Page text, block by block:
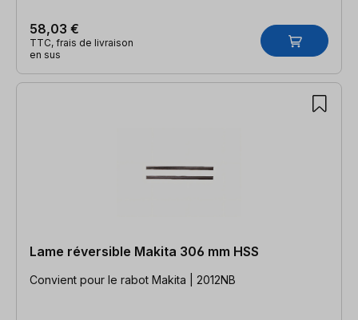
58,03 €
TTC, frais de livraison
en sus
Lame réversible Makita 306 mm HSS
Convient pour le rabot Makita | 2012NB